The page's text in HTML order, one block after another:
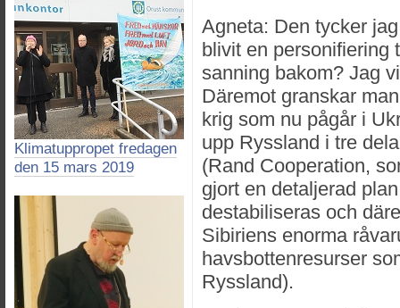
Klimatuppropet fredagen
den 15 mars 2019
Agneta: Den tycker
blivit en personifiering
sanning bakom? Jag
Däremot granskar
krig som nu pågår i
upp Ryssland i tre
(Rand Cooperation,
gjort en detaljerad
destabiliseras och
Sibiriens enorma
havsbottenresurser
Ryssland).